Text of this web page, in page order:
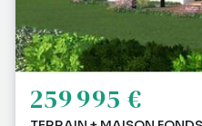
259 995 €